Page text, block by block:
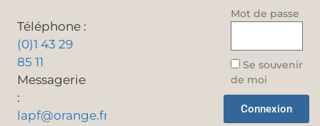
Téléphone :
(0)1 43 29
85 11
Messagerie
:
lapf@orange.fr
Mot de passe
Se souvenir
de moi
Connexion